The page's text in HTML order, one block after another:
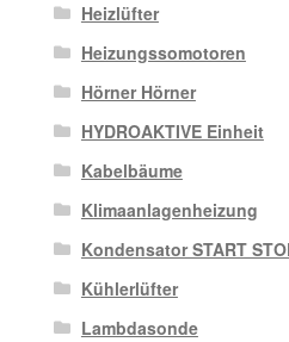
Heizlüfter
Heizungssomotoren
Hörner Hörner
HYDROAKTIVE Einheit
Kabelbäume
Klimaanlagenheizung
Kondensator START
Kühlerlüfter
Lambdasonde